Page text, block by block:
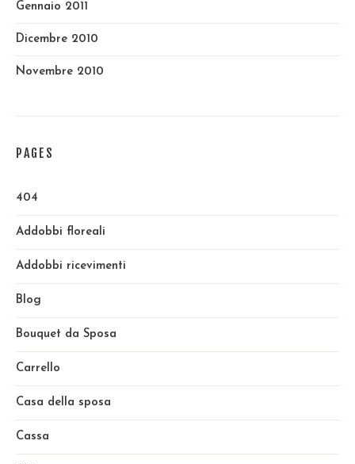
Gennaio 2011
Dicembre 2010
Novembre 2010
PAGES
404
Addobbi floreali
Addobbi ricevimenti
Blog
Bouquet da Sposa
Carrello
Casa della sposa
Cassa